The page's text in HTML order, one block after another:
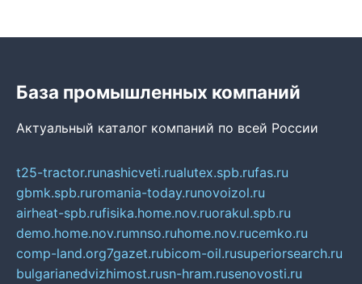
База промышленных компаний
Актуальный каталог компаний по всей России
t25-tractor.runashicveti.rualutex.spb.rufas.ru
gbmk.spb.ruromania-today.runovoizol.ru
airheat-spb.rufisika.home.nov.ruorakul.spb.ru
demo.home.nov.rumnso.ruhome.nov.rucemko.ru
comp-land.org7gazet.rubicom-oil.rusuperiorsearch.ru
bulgarianedvizhimost.rusn-hram.rusenovosti.ru